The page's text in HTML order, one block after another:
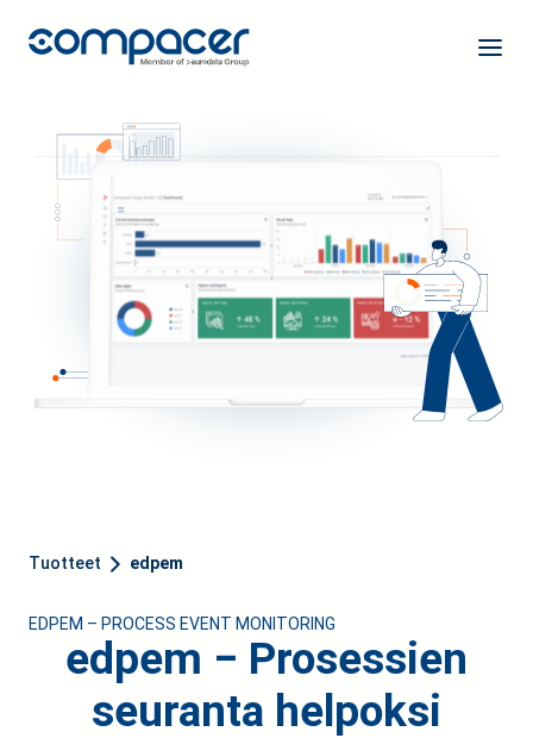
Tuotteet edpem
EDPEM – PROCESS EVENT MONITORING
edpem ‒ Prosessien
seuranta helpoksi